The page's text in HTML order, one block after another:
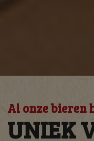
Al onze bieren
UNIEK